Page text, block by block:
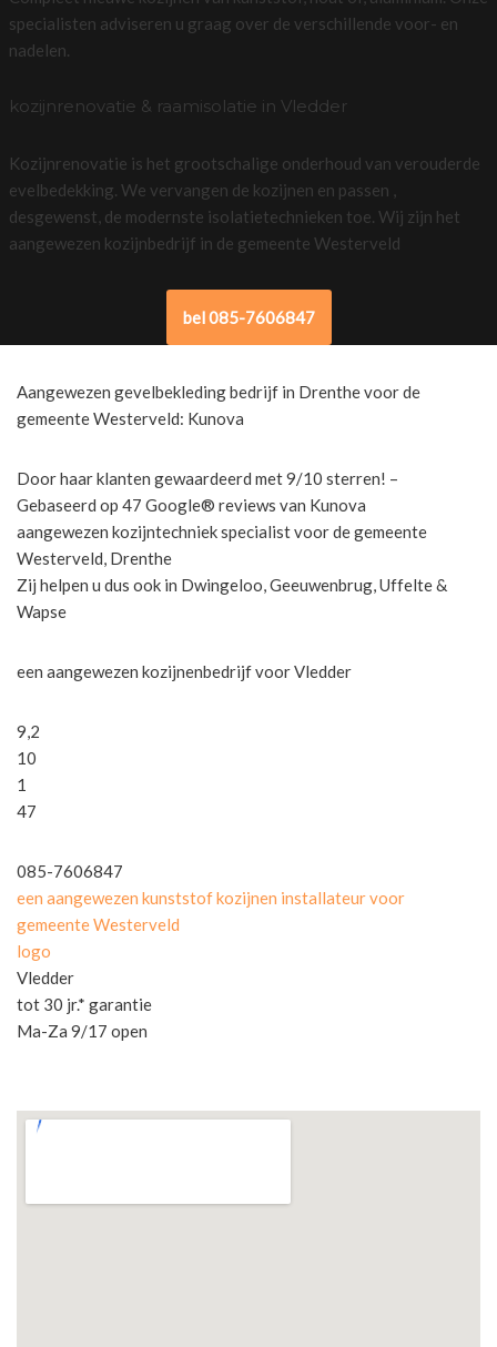
specialisten adviseren u graag over de verschillende voor- en
nadelen.
kozijnrenovatie & raamisolatie in Vledder
Kozijnrenovatie is het grootschalige onderhoud van verouderde
evelbedekking. We vervangen de kozijnen en passen ,
desgewenst, de modernste isolatietechnieken toe. Wij zijn het
aangewezen kozijnbedrijf in de gemeente Westerveld
bel 085-7606847
Aangewezen gevelbekleding bedrijf in Drenthe voor de
gemeente Westerveld: Kunova
Door haar klanten gewaardeerd met 9/10 sterren! –
Gebaseerd op 47 Google® reviews van Kunova
aangewezen kozijntechniek specialist voor de gemeente
Westerveld, Drenthe
Zij helpen u dus ook in Dwingeloo, Geeuwenbrug, Uffelte &
Wapse
een aangewezen kozijnenbedrijf voor Vledder
9,2
10
1
47
085-7606847
een aangewezen kunststof kozijnen installateur voor
gemeente Westerveld
logo
Vledder
tot 30 jr.* garantie
Ma-Za 9/17 open